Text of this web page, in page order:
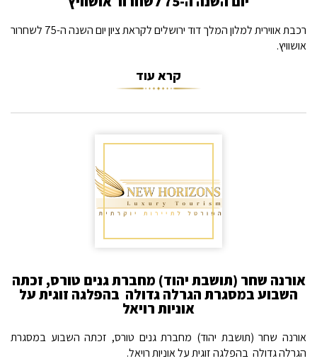
רכבת אווירית למלון המלך דוד ירושלים לקראת ציון יום השנה ה-75 לשחרור
אושוויץ.
קרא עוד
אורנה שחר (תושבת יהוד) מחברת גנים טורס, זכתה
השבוע במסגרת הגרלה גדולה  בהפלגה זוגית על
אוניות רויאל
אורנה שחר (תושבת יהוד) מחברת גנים טורס, זכתה השבוע במסגרת
הגרלה גדולה  בהפלגה זוגית על אוניות רויאל.